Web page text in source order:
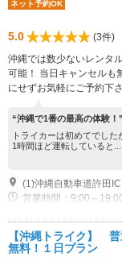
ネット予約OK
5.0
(3件)
沖縄では数少ないレンタ
可能！ 当日キャンセルも
にせずお気軽にご予約下
“沖縄で1番の最高の体験！”
トライカーは初めてでし
1時間ほど運転していると...
(1)沖縄自動車道許田
営業時間：9:00～
関しては２４時間受
【沖縄トライク】
無料！１日プラン